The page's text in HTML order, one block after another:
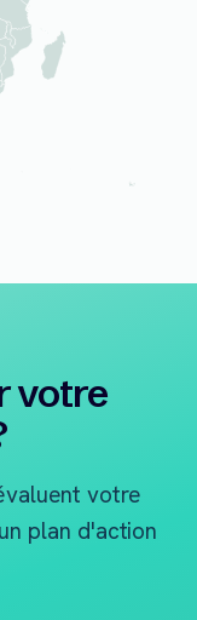
votre
votre
plan d'action